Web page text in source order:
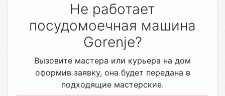
Не работает
посудомоечная машина
Gorenje?
Вызовите мастера или курьера на дом
оформив заявку, она будет передана в
подходящие мастерские.